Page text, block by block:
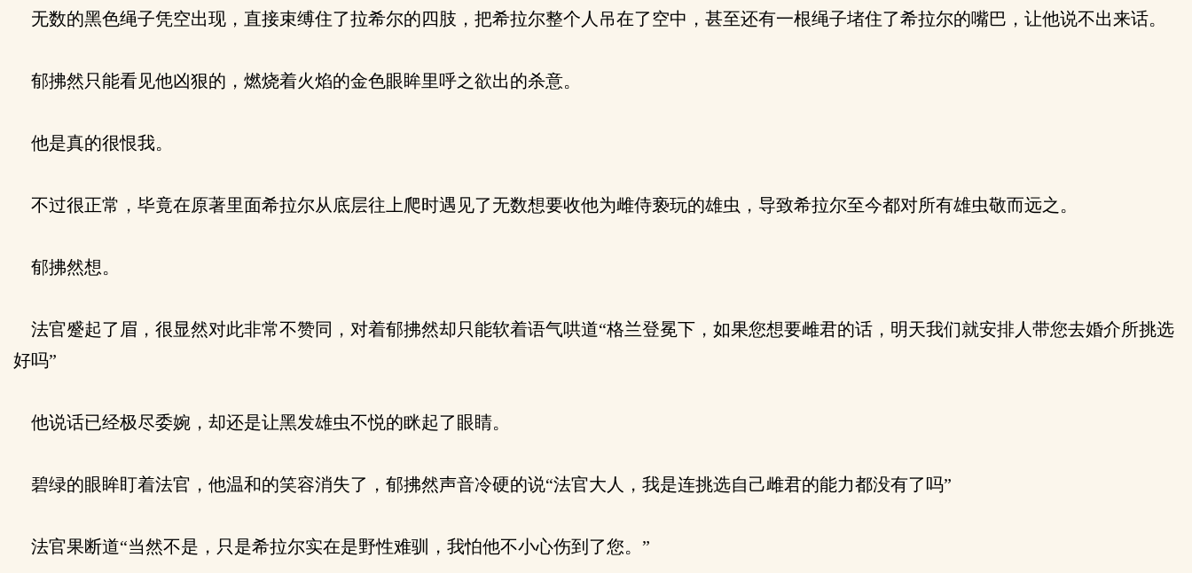
无数的黑色绳子凭空出现，直接束缚住了拉希尔的四肢，把希拉尔整个人吊在了空中，甚至还有一根绳子堵住了希拉尔的嘴巴，让他说不出来话。
郁拂然只能看见他凶狠的，燃烧着火焰的金色眼眸里呼之欲出的杀意。
他是真的很恨我。
不过很正常，毕竟在原著里面希拉尔从底层往上爬时遇见了无数想要收他为雌侍亵玩的雄虫，导致希拉尔至今都对所有雄虫敬而远之。
郁拂然想。
法官蹙起了眉，很显然对此非常不赞同，对着郁拂然却只能软着语气哄道“格兰登冕下，如果您想要雌君的话，明天我们就安排人带您去婚介所挑选
好吗”
他说话已经极尽委婉，却还是让黑发雄虫不悦的眯起了眼睛。
碧绿的眼眸盯着法官，他温和的笑容消失了，郁拂然声音冷硬的说“法官大人，我是连挑选自己雌君的能力都没有了吗”
法官果断道“当然不是，只是希拉尔实在是野性难驯，我怕他不小心伤到了您。”